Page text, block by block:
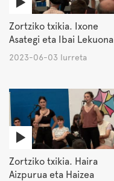
Zortziko txikia. Ixone
Asategi eta Ibai Lekuona
2023-06-03 Iurreta
Zortziko txikia. Haira
Aizpurua eta Haizea